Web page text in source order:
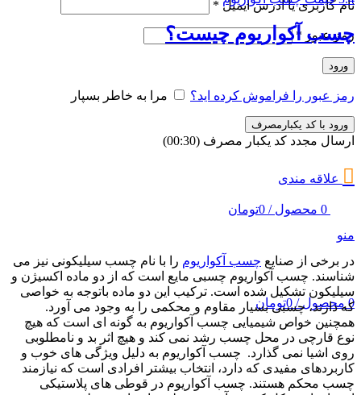
نام کاربری یا آدرس ایمیل *
رمز عبور *
ورود
رمز عبور را فراموش کرده اید؟ مرا به خاطر بسپار
ورود با کد یکبارمصرف
ارسال مجدد کد یکبار مصرف (00:
30
)
علاقه مندی
0 محصول /
0تومان
منو
0 محصول /
0تومان
چسب آکواریوم چیست؟
در برخی از صنایع چسب آکواریوم را با نام چسب سیلیکونی نیز می
شناسند. چسب آکواریوم چسبی مایع است که از دو ماده اکسیژن و
سیلیکون تشکیل شده است. ترکیب این دو ماده باتوجه به خواصی
که دارند، چسبی بسیار مقاوم و محکمی را به وجود می آورد.
همچنین خواص شیمیایی چسب آکواریوم به گونه ای است که هیچ
نوع قارچی در محل چسب رشد نمی کند و هیچ اثر بد و نامطلوبی
روی اشیا نمی گذارد. چسب آکواریوم به دلیل ویژگی های خوب و
کاربردهای مفیدی که دارد، انتخاب بیشتر افرادی است که نیازمند
چسب محکم هستند. چسب آکواریوم در قوطی های پلاستیکی